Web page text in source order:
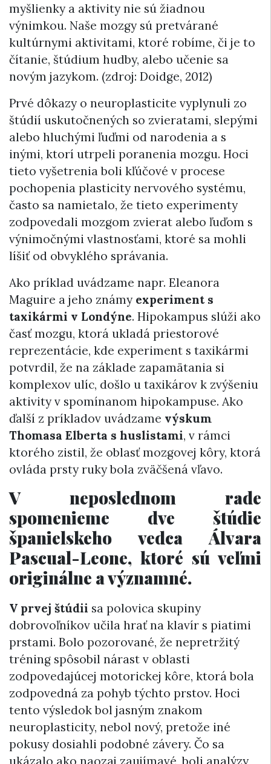
myšlienky a aktivity nie sú žiadnou
výnimkou. Naše mozgy sú pretvárané
kultúrnymi aktivitami, ktoré robíme, či je to
čítanie, štúdium hudby, alebo učenie sa
novým jazykom. (zdroj: Doidge, 2012)
Prvé dôkazy o neuroplasticite vyplynuli zo
štúdií uskutočnených so zvieratami, slepými
alebo hluchými ľuďmi od narodenia a s
inými, ktorí utrpeli poranenia mozgu. Hoci
tieto vyšetrenia boli kľúčové v procese
pochopenia plasticity nervového systému,
často sa namietalo, že tieto experimenty
zodpovedali mozgom zvierat alebo ľuďom s
výnimočnými vlastnosťami, ktoré sa mohli
líšiť od obvyklého správania.
Ako príklad uvádzame napr. Eleanora
Maguire a jeho známy experiment s
taxikármi v Londýne. Hipokampus slúži ako
časť mozgu, ktorá ukladá priestorové
reprezentácie, kde experiment s taxikármi
potvrdil, že na základe zapamätania si
komplexov ulíc, došlo u taxikárov k zvýšeniu
aktivity v spomínanom hipokampuse. Ako
ďalší z príkladov uvádzame výskum
Thomasa Elberta s huslistami, v rámci
ktorého zistil, že oblasť mozgovej kôry, ktorá
ovláda prsty ruky bola zväčšená vľavo.
V neposlednom rade
spomenieme dve štúdie
španielskeho vedca Álvara
Pascual-Leone, ktoré sú veľmi
originálne a významné.
V prvej štúdii sa polovica skupiny
dobrovoľníkov učila hrať na klavír s piatimi
prstami. Bolo pozorované, že nepretržitý
tréning spôsobil nárast v oblasti
zodpovedajúcej motorickej kôre, ktorá bola
zodpovedná za pohyb týchto prstov. Hoci
tento výsledok bol jasným znakom
neuroplasticity, nebol nový, pretože iné
pokusy dosiahli podobné závery. Čo sa
ukázalo ako naozaj zaujímavé, boli analýzy